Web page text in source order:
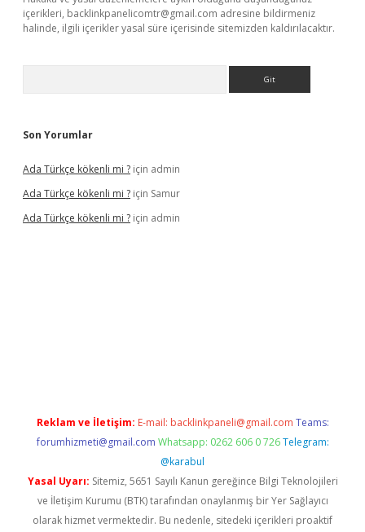
içerikleri, backlinkpanelicomtr@gmail.com adresine bildirmeniz
halinde, ilgili içerikler yasal süre içerisinde sitemizden kaldırılacaktır.
Son Yorumlar
Ada Türkçe kökenli mi ? için admin
Ada Türkçe kökenli mi ? için Samur
Ada Türkçe kökenli mi ? için admin
Reklam ve İletişim: E-mail: backlinkpaneli@gmail.com Teams:
forumhizmeti@gmail.com Whatsapp: 0262 606 0 726 Telegram:
@karabul
Yasal Uyarı: Sitemiz, 5651 Sayılı Kanun gereğince Bilgi Teknolojileri
ve İletişim Kurumu (BTK) tarafından onaylanmış bir Yer Sağlayıcı
olarak hizmet vermektedir. Bu nedenle, sitedeki içerikleri proaktif